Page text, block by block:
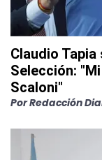
Claudio
Selección:
Scaloni"
PorRedacción